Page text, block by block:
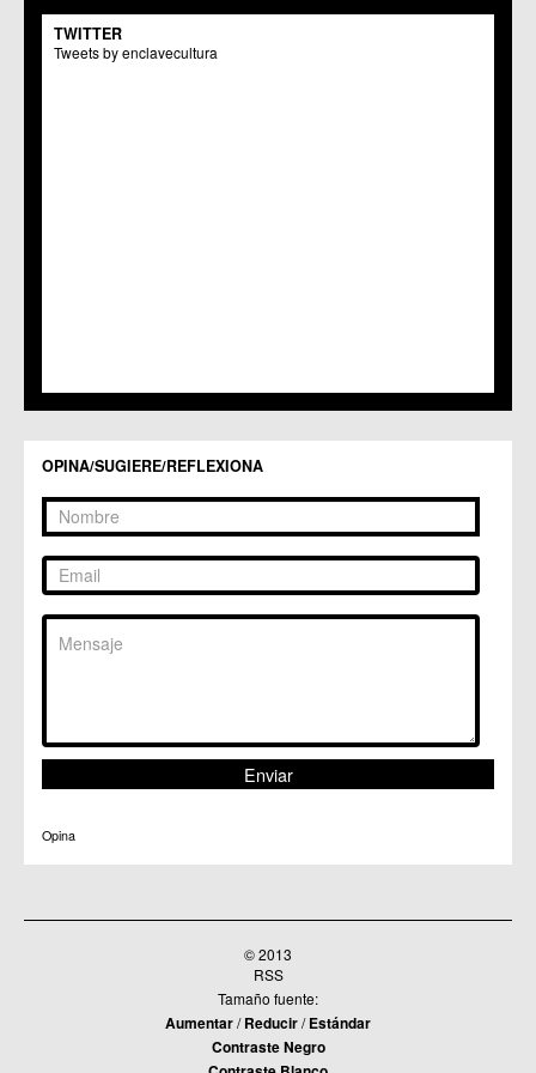
C.M. El Carmen
Centros Culturales
C.C. Puertas de Castilla
C.C. Zarandona
TWITTER
Tweets by enclavecultura
OPINA/SUGIERE/REFLEXIONA
Opina
© 2013
RSS
Tamaño fuente:
Aumentar/Reducir/Estándar
Contraste Negro